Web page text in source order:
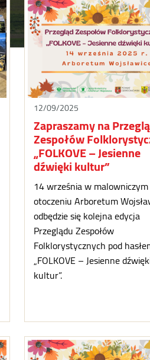
12/09/2025
Zapraszamy na
Zespołów
„FOLKOVE – Jesienne
dźwięki kultur”
14 września w malowniczym
otoczeniu Arboretum
odbędzie się kolejna edycja
Przeglądu Zespołów
Folklorystycznych pod
„FOLKOVE – Jesienne
kultur”.